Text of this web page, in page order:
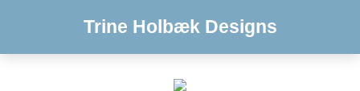
Trine Holbæk Designs